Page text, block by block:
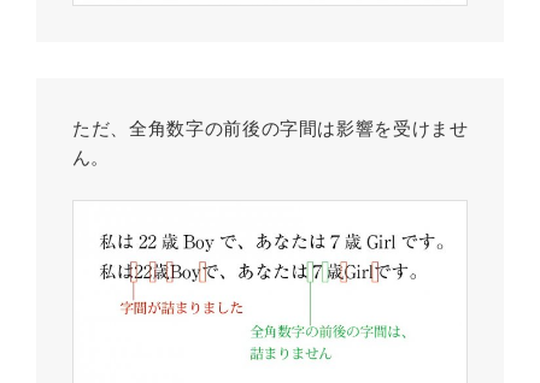
ただ、全角数字の前後の字間は影響を受けませ
ん。